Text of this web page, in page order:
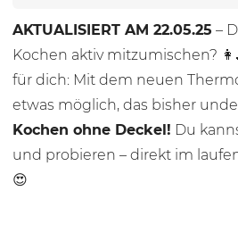
AKTUALISIERT AM 22.05.25 –
Kochen aktiv mitzumischen?
für dich: Mit dem neuen
etwas möglich, das bisher
Kochen ohne Deckel! Du
und probieren – direkt im
😍